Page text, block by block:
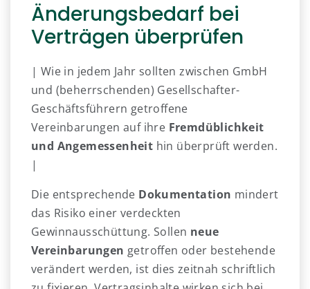
Änderungsbedarf bei
Verträgen überprüfen
| Wie in jedem Jahr sollten zwischen GmbH
und (beherrschenden) Gesellschafter-
Geschäftsführern getroffene
Vereinbarungen auf ihre Fremdüblichkeit
und Angemessenheit hin überprüft werden.
|
Die entsprechende Dokumentation mindert
das Risiko einer verdeckten
Gewinnausschüttung. Sollen neue
Vereinbarungen getroffen oder bestehende
verändert werden, ist dies zeitnah schriftlich